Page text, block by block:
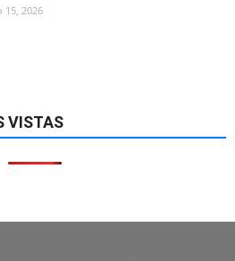
15, 2026
VISTAS